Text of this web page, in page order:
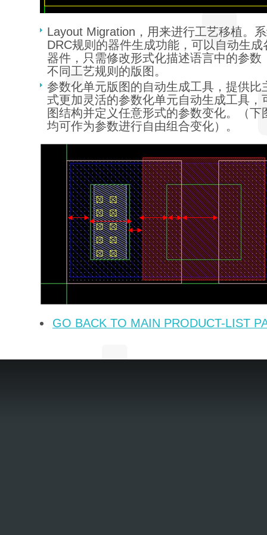
Layout Migration，用来进行工艺移植。
DRC规则的器件生成功能，可以自动生
器件，只需修改形式化描述语言中的参数
不同工艺规则的版图。
参数化单元版图的自动生成工具，提供比
式更加灵活的参数化单元自动生成工具，
图结构并定义任意形式的参数变化。（下
均可作为参数进行自由组合变化）。
GO BACK TO MAIN PRODUCT-LIST